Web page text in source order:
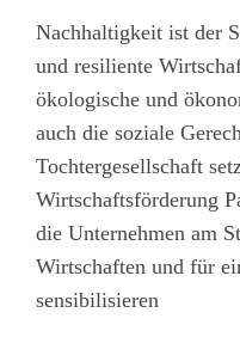
Nachhaltigkeit ist der
und resiliente
ökologische und
auch die soziale
Tochtergesellschaft
Wirtschaftsförderung
die Unternehmen am
Wirtschaften und für
sensibilisieren